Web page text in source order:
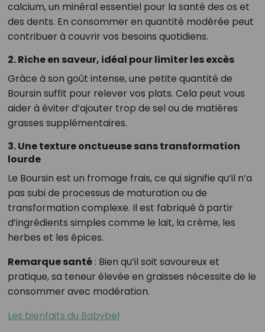
calcium, un minéral essentiel pour la santé des os et
des dents. En consommer en quantité modérée peut
contribuer à couvrir vos besoins quotidiens.
2. Riche en saveur, idéal pour limiter les excès
Grâce à son goût intense, une petite quantité de
Boursin suffit pour relever vos plats. Cela peut vous
aider à éviter d’ajouter trop de sel ou de matières
grasses supplémentaires.
3. Une texture onctueuse sans transformation
lourde
Le Boursin est un fromage frais, ce qui signifie qu’il n’a
pas subi de processus de maturation ou de
transformation complexe. Il est fabriqué à partir
d’ingrédients simples comme le lait, la crème, les
herbes et les épices.
Remarque santé: Bien qu’il soit savoureux et
pratique, sa teneur élevée en graisses nécessite de le
consommer avec modération.
Les bienfaits du Babybel